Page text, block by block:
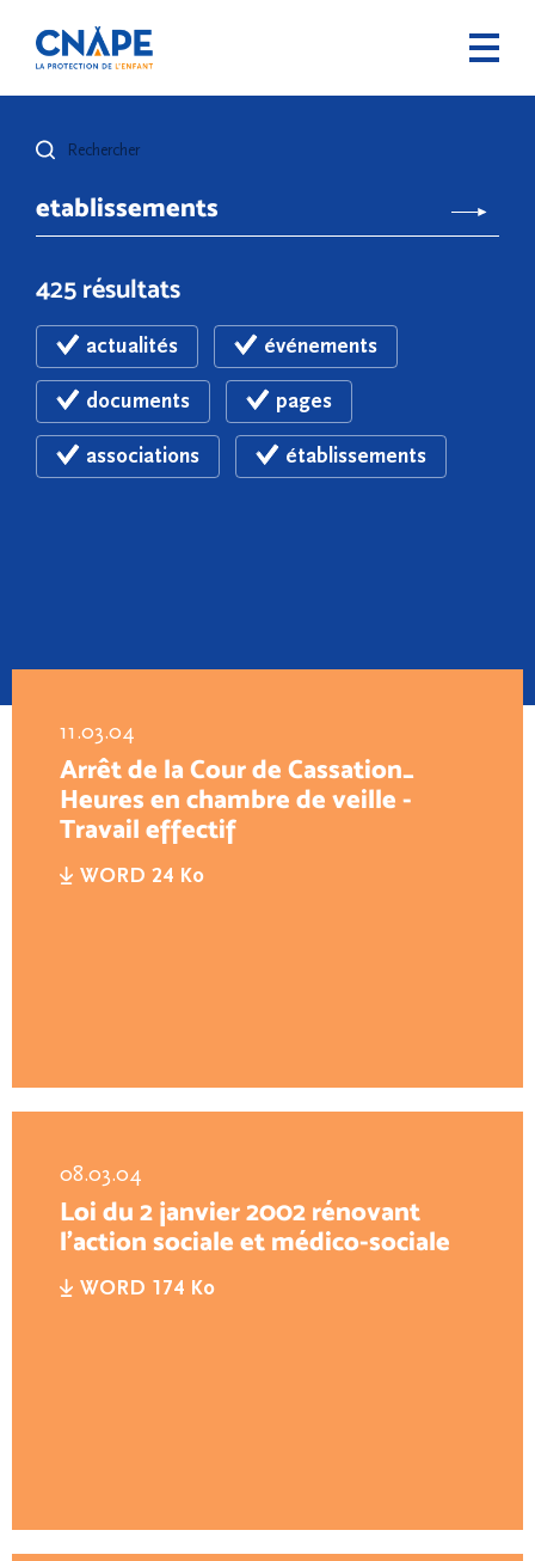
Rechercher
425 résultats
actualités événements
documents pages
associations établissements
11.03.04
Arrêt de la Cour de Cassation_
Heures en chambre de veille -
Travail effectif
WORD 24 Ko
08.03.04
Loi du 2 janvier 2002 rénovant
l'action sociale et médico-sociale
WORD 174 Ko